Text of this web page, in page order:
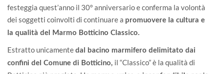
festeggia quest’anno il 30° anniversario e conferma la volontà
dei soggetti coinvolti di continuare a promuovere la cultura e
la qualità del Marmo Botticino Classico.
Estratto unicamente dal bacino marmifero delimitato dai
confini del Comune di Botticino, il “Classico” è la qualità di